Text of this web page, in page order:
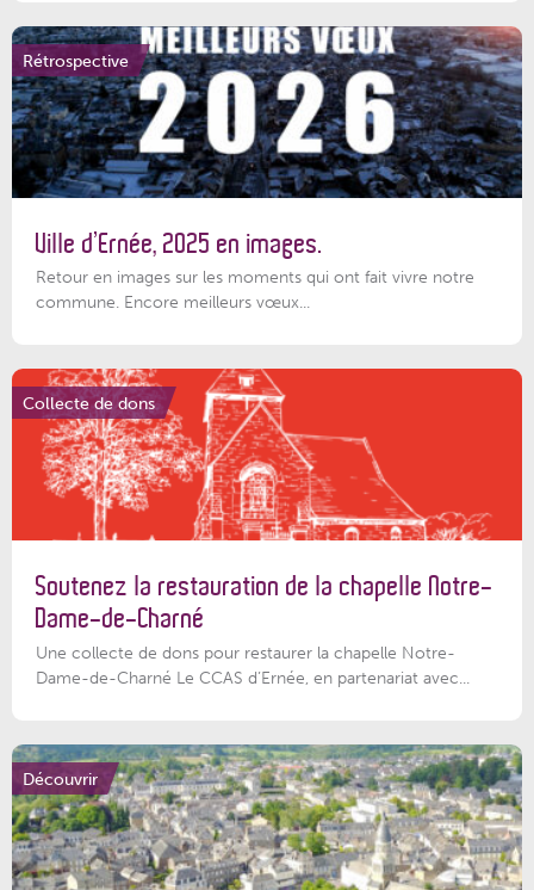
Rétrospective
Ville d’Ernée, 2025 en images.
Retour en images sur les moments qui ont fait vivre notre
commune. Encore meilleurs vœux...
Collecte de dons
Soutenez la restauration de la chapelle Notre-
Dame-de-Charné
Une collecte de dons pour restaurer la chapelle Notre-
Dame-de-Charné Le CCAS d’Ernée, en partenariat avec...
Découvrir